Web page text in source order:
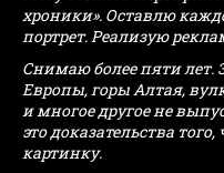
хроники». Оставлю
портрет. Реализую
Снимаю более пяти лет.
Европы, горы Алтая,
и многое другое не
это доказательства
картинку.